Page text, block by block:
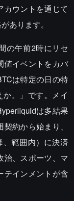
カウントを通じて
あります。
の午前2時にリセ
値イベントをカバ
は特定の日の特
。」です。メイ
は多結果
約から始まり、
範囲内）に決済
治、スポーツ、マ
テインメントが含